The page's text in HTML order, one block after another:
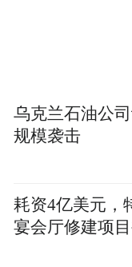
传统车企转型
车等传统车企
也较大。这些
新旧业务的资
稳健发展型：
乌克兰石油公
规模袭击
耗资4亿美元，
宴会厅修建项